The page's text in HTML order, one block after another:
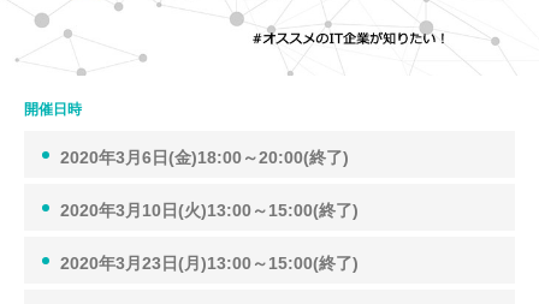
開催日時
2020年3月6日(金)18:00～20:00(終了)
2020年3月10日(火)13:00～15:00(終了)
2020年3月23日(月)13:00～15:00(終了)